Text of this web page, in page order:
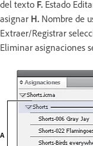
del texto F. Estado
asignar H. Nombre de
Extraer/Registrar
Eliminar asignaciones